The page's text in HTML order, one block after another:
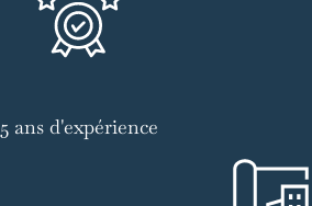
5 ans d'expérience